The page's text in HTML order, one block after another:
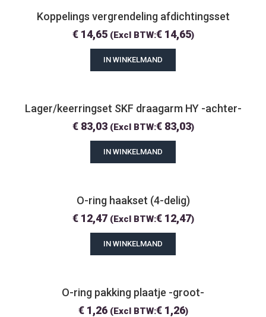
Koppelings vergrendeling afdichtingsset
€14,65 (Excl BTW:€14,65)
IN WINKELMAND
Lager/keerringset SKF draagarm HY -achter-
€83,03 (Excl BTW:€83,03)
IN WINKELMAND
O-ring haakset (4-delig)
€12,47 (Excl BTW:€12,47)
IN WINKELMAND
O-ring pakking plaatje -groot-
€1,26 (Excl BTW:€1,26)